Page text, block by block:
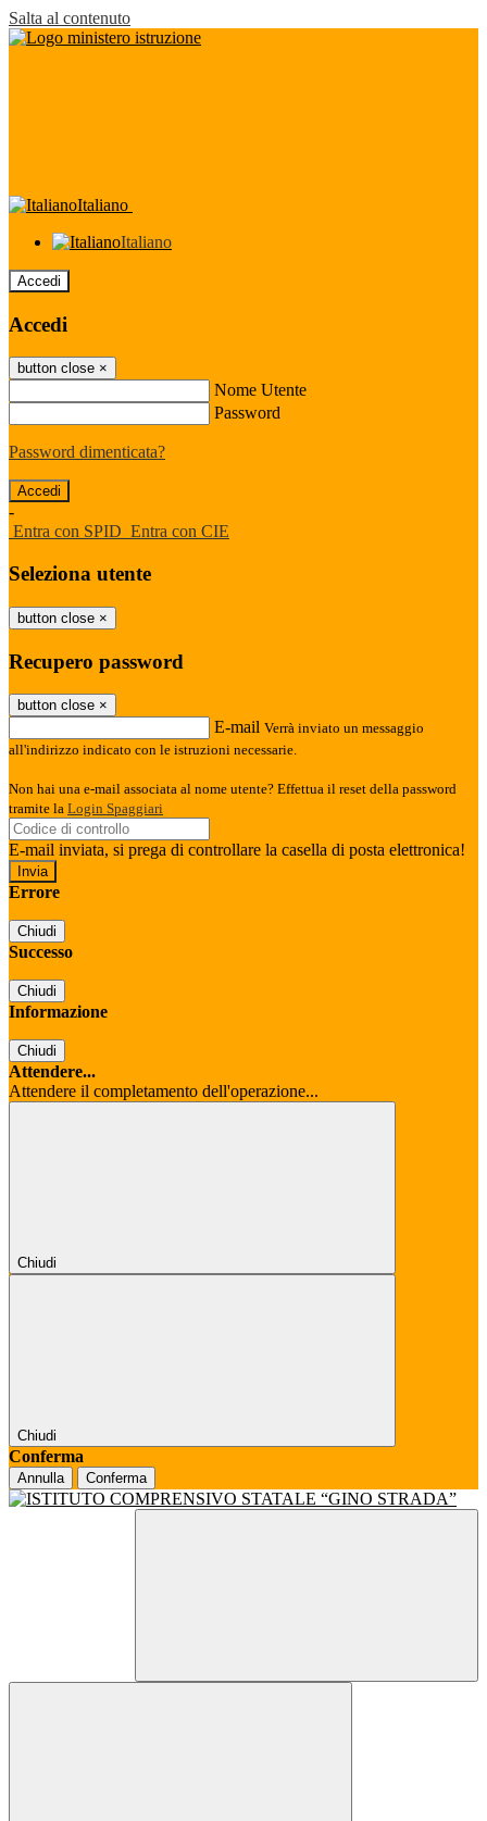
Salta al contenuto
Italiano
Italiano
Accedi
Accedi
button close ×
Nome Utente
Password
Password dimenticata?
-
Entra con SPID Entra con CIE
Seleziona utente
button close ×
Recupero password
button close ×
E-mail Verrà inviato un messaggio
all'indirizzo indicato con le istruzioni necessarie.
Non hai una e-mail associata al nome utente? Effettua il reset della password
tramite la Login Spaggiari
E-mail inviata, si prega di controllare la casella di posta elettronica!
Errore
Chiudi
Successo
Chiudi
Informazione
Chiudi
Attendere...
Attendere il completamento dell'operazione...
Chiudi
Chiudi
Conferma
Annulla Conferma